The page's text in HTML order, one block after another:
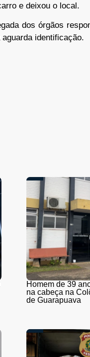
e deixou o local.
dos órgãos
identificação.
Homem de 39
na cabeça na
de Guarapuava